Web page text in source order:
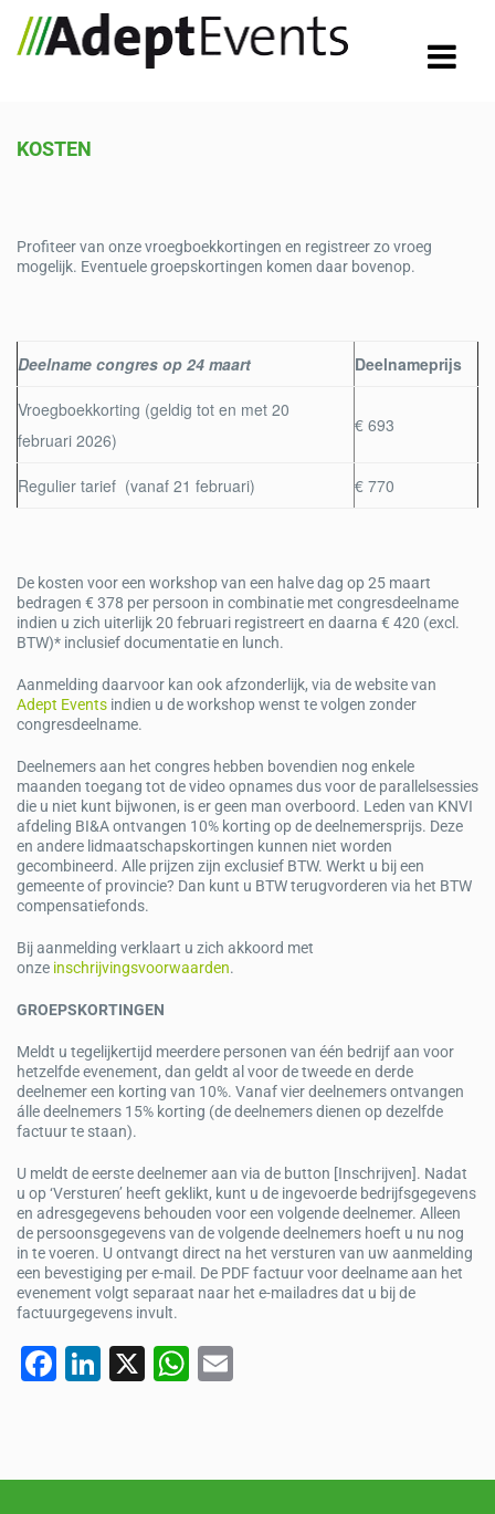
KOSTEN
Profiteer van onze vroegboekkortingen en registreer zo vroeg
mogelijk. Eventuele groepskortingen komen daar bovenop.
Deelname congres op 24 maart Deelnameprijs
Vroegboekkorting (geldig tot en met 20
februari 2026)
€ 693
Regulier tarief (vanaf 21 februari) € 770
De kosten voor een workshop van een halve dag op 25 maart
bedragen € 378 per persoon in combinatie met congresdeelname
indien u zich uiterlijk 20 februari registreert en daarna € 420 (excl.
BTW)* inclusief documentatie en lunch.
Aanmelding daarvoor kan ook afzonderlijk, via de website van
Adept Events indien u de workshop wenst te volgen zonder
congresdeelname.
Deelnemers aan het congres hebben bovendien nog enkele
maanden toegang tot de video opnames dus voor de parallelsessies
die u niet kunt bijwonen, is er geen man overboord. Leden van KNVI
afdeling BI&A ontvangen 10% korting op de deelnemersprijs. Deze
en andere lidmaatschapskortingen kunnen niet worden
gecombineerd. Alle prijzen zijn exclusief BTW. Werkt u bij een
gemeente of provincie? Dan kunt u BTW terugvorderen via het BTW
compensatiefonds.
Bij aanmelding verklaart u zich akkoord met
onze inschrijvingsvoorwaarden.
GROEPSKORTINGEN
Meldt u tegelijkertijd meerdere personen van één bedrijf aan voor
hetzelfde evenement, dan geldt al voor de tweede en derde
deelnemer een korting van 10%. Vanaf vier deelnemers ontvangen
álle deelnemers 15% korting (de deelnemers dienen op dezelfde
factuur te staan).
U meldt de eerste deelnemer aan via de button [Inschrijven]. Nadat
u op ‘Versturen’ heeft geklikt, kunt u de ingevoerde bedrijfsgegevens
en adresgegevens behouden voor een volgende deelnemer. Alleen
de persoonsgegevens van de volgende deelnemers hoeft u nu nog
in te voeren. U ontvangt direct na het versturen van uw aanmelding
een bevestiging per e-mail. De PDF factuur voor deelname aan het
evenement volgt separaat naar het e-mailadres dat u bij de
factuurgegevens invult.
F
e
Li
e
X W
s